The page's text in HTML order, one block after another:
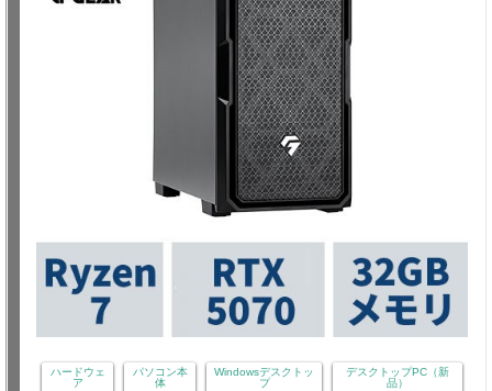
ハードウェ
ア
パソコン本
体
Windowsデスクトッ
プ
デスクトップPC（新
品）